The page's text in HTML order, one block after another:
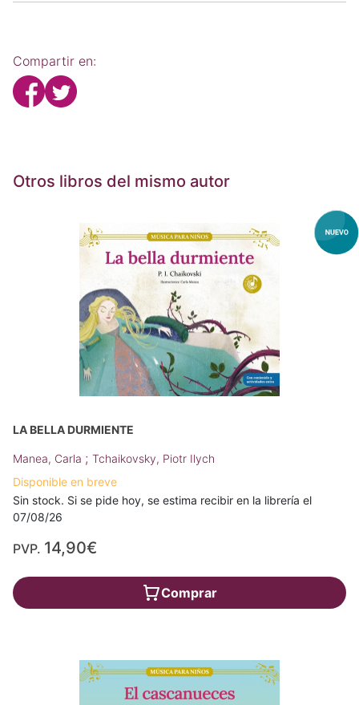
Compartir en:
Otros libros del mismo autor
LA BELLA DURMIENTE
Manea, Carla ; Tchaikovsky, Piotr Ilych
Disponible en breve
Sin stock. Si se pide hoy, se estima recibir en la librería el
07/08/26
PVP. 14,90€
Comprar